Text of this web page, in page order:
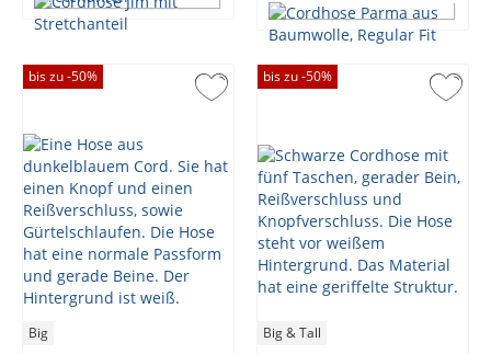
bis zu -50%
Big
bis zu -50%
Big & Tall